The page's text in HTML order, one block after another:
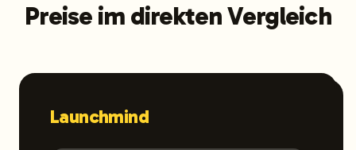
Preise im direkten Vergleich
Launchmind